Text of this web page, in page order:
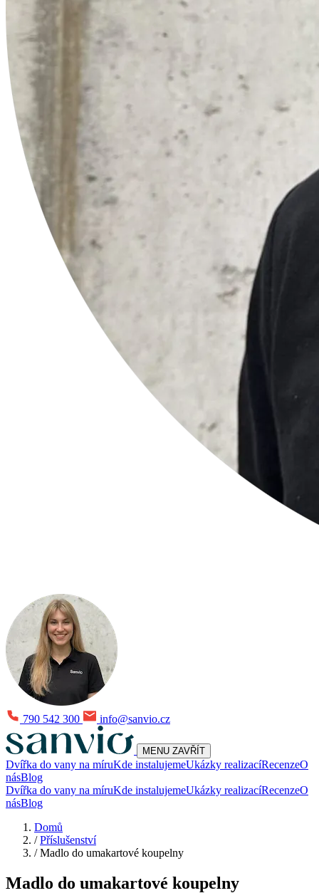
790 542 300 info@sanvio.cz
MENU ZAVŘÍT
Dvířka do vany na míruKde instalujemeUkázky realizacíRecenzeO
násBlog
Dvířka do vany na míruKde instalujemeUkázky realizacíRecenzeO
násBlog
Domů
/ Příslušenství
/ Madlo do umakartové koupelny
Madlo do umakartové koupelny